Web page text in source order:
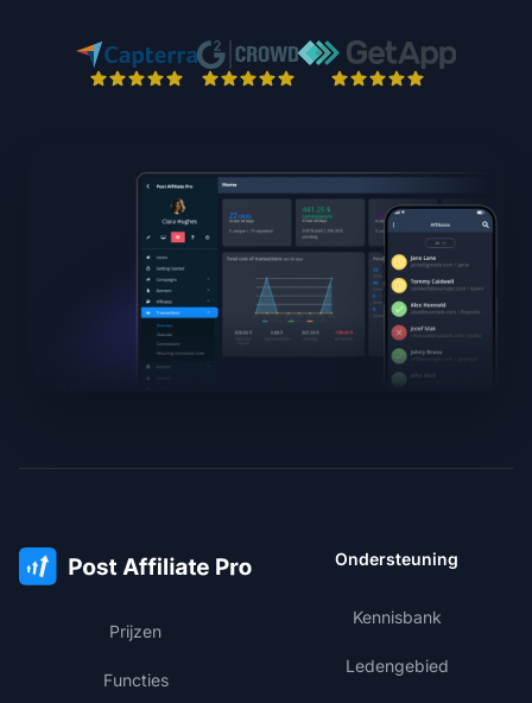
Prijzen
Functies
Ondersteuning
Kennisbank
Ledengebied